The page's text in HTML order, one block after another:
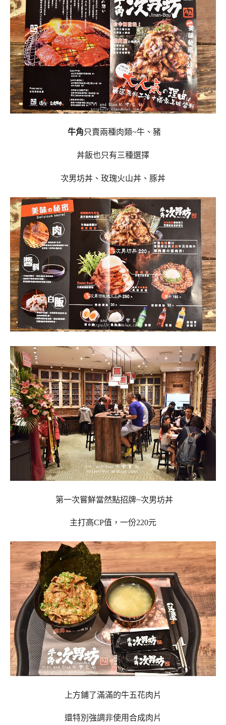
牛角只賣兩種肉類~牛、豬
丼飯也只有三種選擇
次男坊丼、玫瑰火山丼、豚丼
第一次嘗鮮當然點招牌~次男坊丼
主打高CP值，一份220元
上方鋪了滿滿的牛五花肉片
還特別強調非使用合成肉片